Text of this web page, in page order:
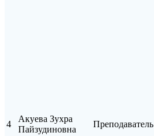
4
Акуева Зухра
Пайзудиновна
Преподаватель